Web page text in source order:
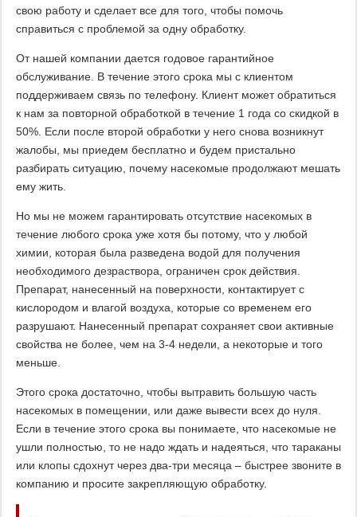
свою работу и сделает все для того, чтобы помочь
справиться с проблемой за одну обработку.
От нашей компании дается годовое гарантийное
обслуживание. В течение этого срока мы с клиентом
поддерживаем связь по телефону. Клиент может обратиться
к нам за повторной обработкой в течение 1 года со скидкой в
50%. Если после второй обработки у него снова возникнут
жалобы, мы приедем бесплатно и будем пристально
разбирать ситуацию, почему насекомые продолжают мешать
ему жить.
Но мы не можем гарантировать отсутствие насекомых в
течение любого срока уже хотя бы потому, что у любой
химии, которая была разведена водой для получения
необходимого дезраствора, ограничен срок действия.
Препарат, нанесенный на поверхности, контактирует с
кислородом и влагой воздуха, которые со временем его
разрушают. Нанесенный препарат сохраняет свои активные
свойства не более, чем на 3-4 недели, а некоторые и того
меньше.
Этого срока достаточно, чтобы вытравить большую часть
насекомых в помещении, или даже вывести всех до нуля.
Если в течение этого срока вы понимаете, что насекомые не
ушли полностью, то не надо ждать и надеяться, что тараканы
или клопы сдохнут через два-три месяца – быстрее звоните в
компанию и просите закрепляющую обработку.